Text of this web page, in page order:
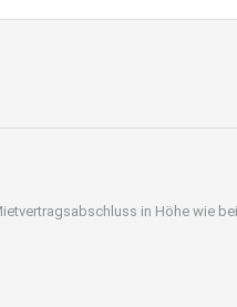
in Höhe wie